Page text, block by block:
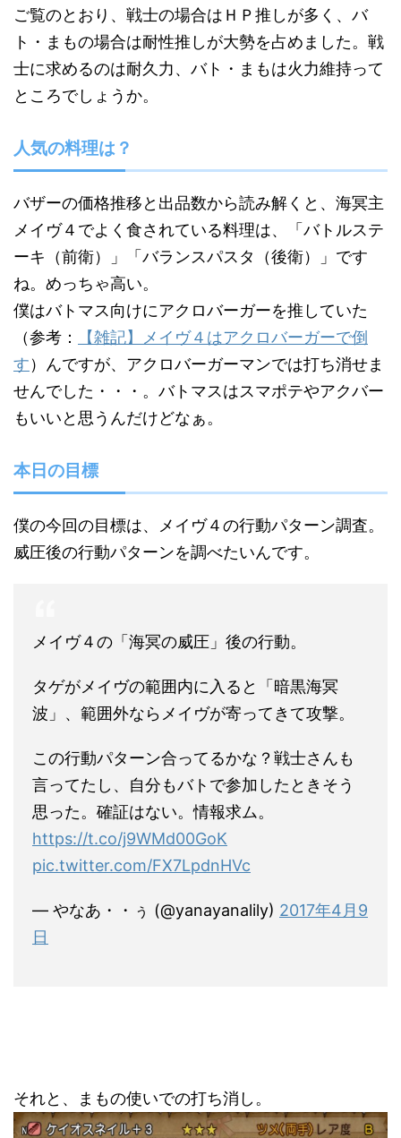
ご覧のとおり、戦士の場合はＨＰ推しが多く、バ
ト・まもの場合は耐性推しが大勢を占めました。戦
士に求めるのは耐久力、バト・まもは火力維持って
ところでしょうか。
人気の料理は？
バザーの価格推移と出品数から読み解くと、海冥主
メイヴ４でよく食されている料理は、「バトルステ
ーキ（前衛）」「バランスパスタ（後衛）」です
ね。めっちゃ高い。
僕はバトマス向けにアクロバーガーを推していた
（参考：
【雑記】メイヴ４はアクロバーガーで倒
す）んですが、アクロバーガーマンでは打ち消せま
せんでした・・・。バトマスはスマポテやアクバー
もいいと思うんだけどなぁ。
本日の目標
僕の今回の目標は、メイヴ４の行動パターン調査。
威圧後の行動パターンを調べたいんです。
メイヴ４の「海冥の威圧」後の行動。
タゲがメイヴの範囲内に入ると「暗黒海冥
波」、範囲外ならメイヴが寄ってきて攻撃。
この行動パターン合ってるかな？戦士さんも
言ってたし、自分もバトで参加したときそう
思った。確証はない。情報求ム。
https://t.co/j9WMd00GoK
pic.twitter.com/FX7LpdnHVc
— やなあ・・ぅ (@yanayanalily) 2017年4月9
日
それと、まもの使いでの打ち消し。